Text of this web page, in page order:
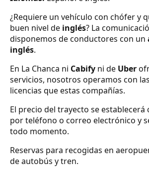
¿Requiere un vehículo con chófer y
buen nivel de inglés? La
disponemos de conductores con un
inglés.
En La Chanca ni Cabify ni de Uber
servicios, nosotros operamos con
licencias que estas compañías.
El precio del trayecto se
por teléfono o correo electrónico y
todo momento.
Reservas para recogidas en
de autobús y tren.